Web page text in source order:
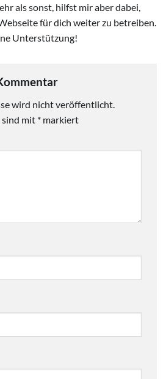
als sonst, hilfst mir aber dabei,
für dich weiter zu betreiben.
Unterstützung!
wird nicht veröffentlicht.
sind mit * markiert